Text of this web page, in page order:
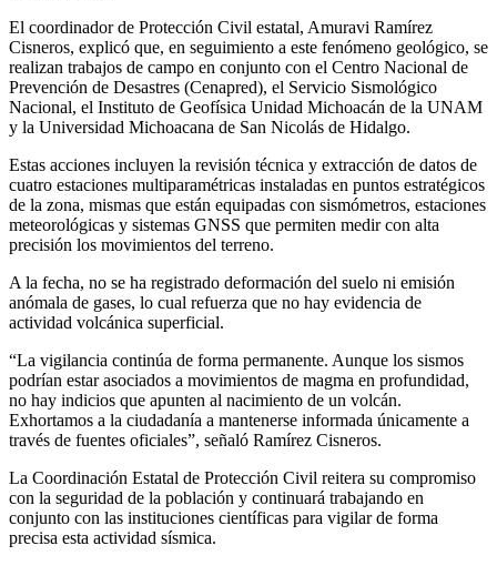
El coordinador de Protección Civil estatal, Amuravi Ramírez
Cisneros, explicó que, en seguimiento a este fenómeno geológico, se
realizan trabajos de campo en conjunto con el Centro Nacional de
Prevención de Desastres (Cenapred), el Servicio Sismológico
Nacional, el Instituto de Geofísica Unidad Michoacán de la UNAM
y la Universidad Michoacana de San Nicolás de Hidalgo.
Estas acciones incluyen la revisión técnica y extracción de datos de
cuatro estaciones multiparamétricas instaladas en puntos estratégicos
de la zona, mismas que están equipadas con sismómetros, estaciones
meteorológicas y sistemas GNSS que permiten medir con alta
precisión los movimientos del terreno.
A la fecha, no se ha registrado deformación del suelo ni emisión
anómala de gases, lo cual refuerza que no hay evidencia de
actividad volcánica superficial.
“La vigilancia continúa de forma permanente. Aunque los sismos
podrían estar asociados a movimientos de magma en profundidad,
no hay indicios que apunten al nacimiento de un volcán.
Exhortamos a la ciudadanía a mantenerse informada únicamente a
través de fuentes oficiales”, señaló Ramírez Cisneros.
La Coordinación Estatal de Protección Civil reitera su compromiso
con la seguridad de la población y continuará trabajando en
conjunto con las instituciones científicas para vigilar de forma
precisa esta actividad sísmica.